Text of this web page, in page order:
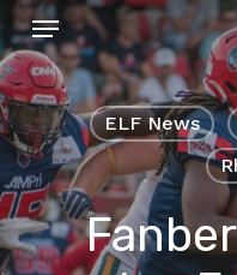
Skip
to
main
content
Menu
ELF News